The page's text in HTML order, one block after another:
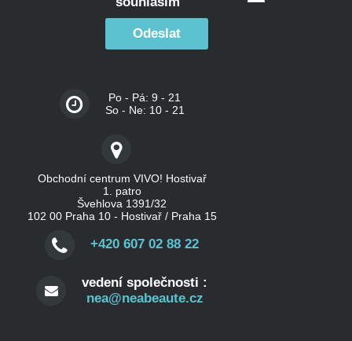
Odeslat
Po - Pá: 9 - 21
So - Ne: 10 - 21
Obchodní centrum VIVO! Hostivař
1. patro
Švehlova 1391/32
102 00 Praha 10 - Hostivař / Praha 15
+420 607 02 88 22
vedení společnosti :
nea@neabeaute.cz